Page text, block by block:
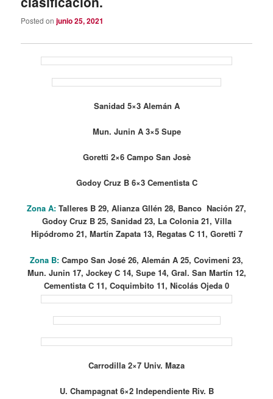
Posted onjunio 25, 2021
Sanidad 5×3 Alemán A
Mun. Junin A 3×5 Supe
Goretti 2×6 Campo San Josè
Godoy Cruz B 6×3 Cementista C
Zona A: Talleres B 29, Alianza Gllén 28, Banco Nación 27,
Godoy Cruz B 25, Sanidad 23, La Colonia 21, Villa
Hipódromo 21, Martín Zapata 13, Regatas C 11, Goretti 7
Zona B: Campo San José 26, Alemán A 25, Covimeni 23,
Mun. Junin 17, Jockey C 14, Supe 14, Gral. San Martín 12,
Cementista C 11, Coquimbito 11, Nicolás Ojeda 0
Carrodilla 2×7 Univ. Maza
U. Champagnat 6×2 Independiente Riv. B